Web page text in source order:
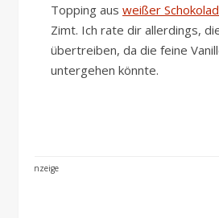
Topping aus weißer
Zimt. Ich rate dir allerdings,
übertreiben, da die feine
untergehen könnte.